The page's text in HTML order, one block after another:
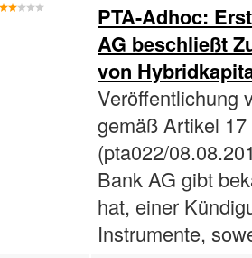
PTA-Adhoc:
AG beschließt
von
Veröffentlichung
gemäß Artikel
(pta022/
Bank AG gibt
hat, einer
Instrumente,